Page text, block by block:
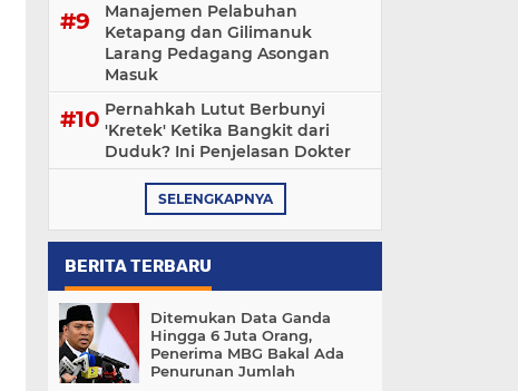
Manajemen Pelabuhan
Ketapang dan Gilimanuk
Larang Pedagang Asongan
Masuk
Pernahkah Lutut Berbunyi
'Kretek' Ketika Bangkit dari
Duduk? Ini Penjelasan Dokter
SELENGKAPNYA
BERITA TERBARU
Ditemukan Data Ganda
Hingga 6 Juta Orang,
Penerima MBG Bakal Ada
Penurunan Jumlah